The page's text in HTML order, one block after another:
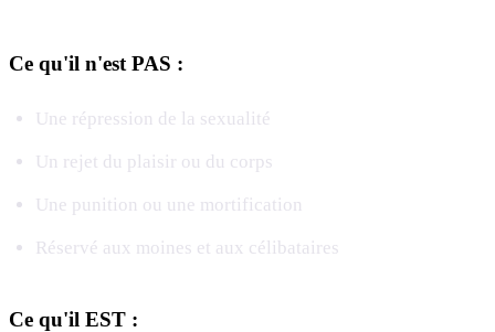
Ce qu'il n'est PAS :
Une répression de la sexualité
Un rejet du plaisir ou du corps
Une punition ou une mortification
Réservé aux moines et aux célibataires
Ce qu'il EST :